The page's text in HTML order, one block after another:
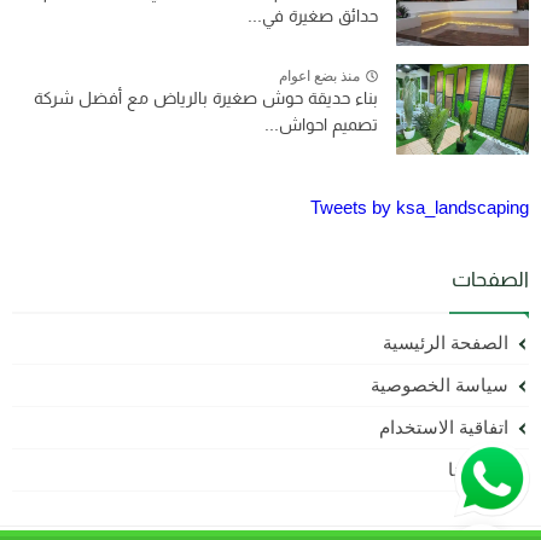
حدائق صغيرة في...
منذ بضع اعوام
بناء حديقة حوش صغيرة بالرياض مع أفضل شركة
تصميم احواش...
Tweets by ksa_landscaping
الصفحات
الصفحة الرئيسية
سياسة الخصوصية
اتفاقية الاستخدام
أتصل بنا